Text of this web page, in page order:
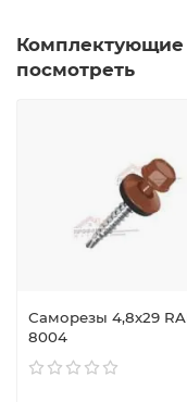
Комплектующие
посмотреть
Саморезы 4,8х29
8004